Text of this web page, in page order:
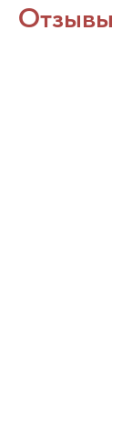
Отзывы